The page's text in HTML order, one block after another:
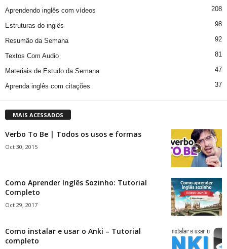
Aprendendo inglês com vídeos 208
Estruturas do inglês 98
Resumão da Semana 92
Textos Com Audio 81
Materiais de Estudo da Semana 47
Aprenda inglês com citações 37
MAIS ACESSADOS
Verbo To Be | Todos os usos e formas
Oct 30, 2015
Como Aprender Inglês Sozinho: Tutorial
Completo
Oct 29, 2017
Como instalar e usar o Anki – Tutorial
completo